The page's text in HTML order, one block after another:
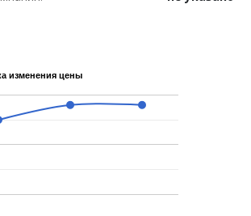
изменения цены